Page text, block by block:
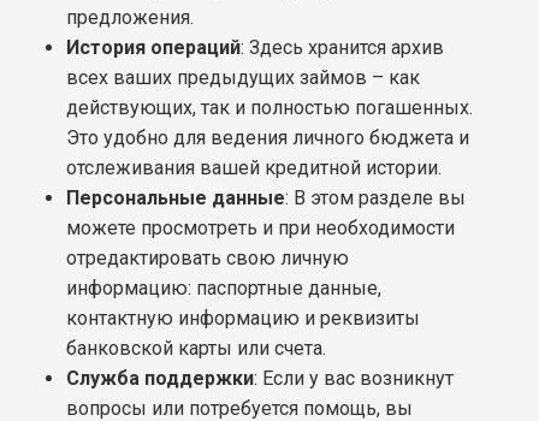
предложения.
История операций: Здесь хранится архив
всех ваших предыдущих займов – как
действующих, так и полностью погашенных.
Это удобно для ведения личного бюджета и
отслеживания вашей кредитной истории.
Персональные данные: В этом разделе вы
можете просмотреть и при необходимости
отредактировать свою личную
информацию: паспортные данные,
контактную информацию и реквизиты
банковской карты или счета.
Служба поддержки: Если у вас возникнут
вопросы или потребуется помощь, вы